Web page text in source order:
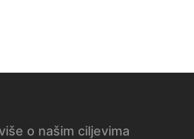
o našim ciljevima